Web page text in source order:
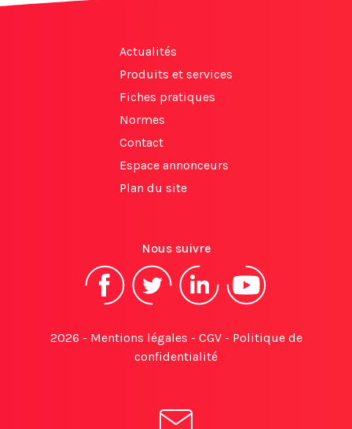
Actualités
Produits et services
Fiches pratiques
Normes
Contact
Espace annonceurs
Plan du site
Nous suivre
2026 - Mentions légales - CGV- Politique de
confidentialité